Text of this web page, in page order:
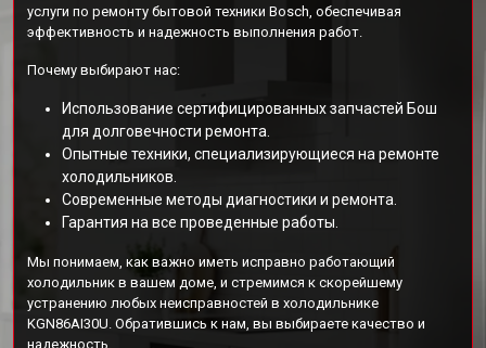
услуги по ремонту бытовой техники Bosch, обеспечивая
эффективность и надежность выполнения работ.
Почему выбирают нас:
Использование сертифицированных запчастей Бош
для долговечности ремонта.
Опытные техники, специализирующиеся на ремонте
холодильников.
Современные методы диагностики и ремонта.
Гарантия на все проведенные работы.
Мы понимаем, как важно иметь исправно работающий
холодильник в вашем доме, и стремимся к скорейшему
устранению любых неисправностей в холодильнике
KGN86AI30U. Обратившись к нам, вы выбираете качество и
надежность.